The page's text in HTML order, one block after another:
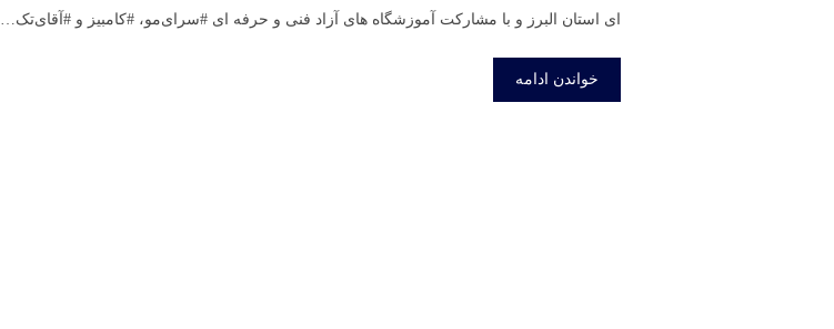
ای استان البرز و با مشارکت آموزشگاه های آزاد فنی و حرفه ای #سرای‌مو، #کامبیز و #آقای‌تک…
خواندن ادامه